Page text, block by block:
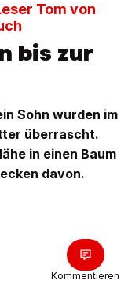
Tom von
bis zur
Sohn wurden im
überrascht.
in einen Baum
davon.
Kommentieren